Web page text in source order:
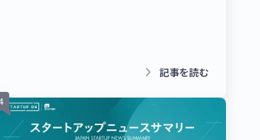
Solutions、シードラウンドで4億
トアップニュース】
keyboard_arrow_right 記事を読む